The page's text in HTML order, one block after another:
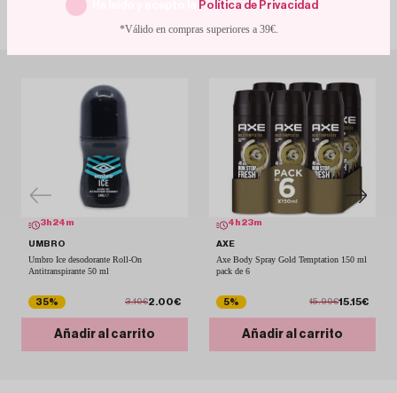
Con descuentos de escándalo
3 h 24 m
UMBRO
Umbro Ice desodorante Roll-On
Antitranspirante 50 ml
35% 3.10€2.00€
Añadir al carrito
4 h 23m
AXE
Axe Body Spray Gold Temptation 150 ml
pack de 6
5% 15.99€15.15€
Añadir al carrito
Política de Privacidad
*Válido en compras superiores a 39€.